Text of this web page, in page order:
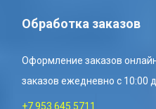
Обработка заказов
Оформление заказов
заказов ежедневно с 10:00
+7 953 645 5711